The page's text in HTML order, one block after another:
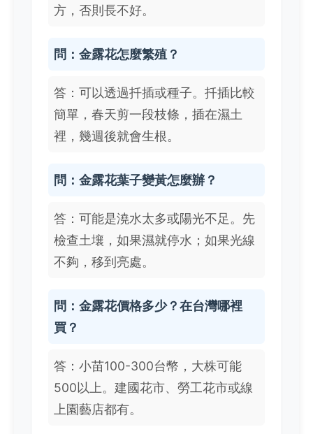
方，否則長不好。
問：金露花怎麼繁殖？
答：可以透過扦插或種子。扦插比較
簡單，春天剪一段枝條，插在濕土
裡，幾週後就會生根。
問：金露花葉子變黃怎麼辦？
答：可能是澆水太多或陽光不足。先
檢查土壤，如果濕就停水；如果光線
不夠，移到亮處。
問：金露花價格多少？在台灣哪裡
買？
答：小苗100-300台幣，大株可能
500以上。建國花市、勞工花市或線
上園藝店都有。